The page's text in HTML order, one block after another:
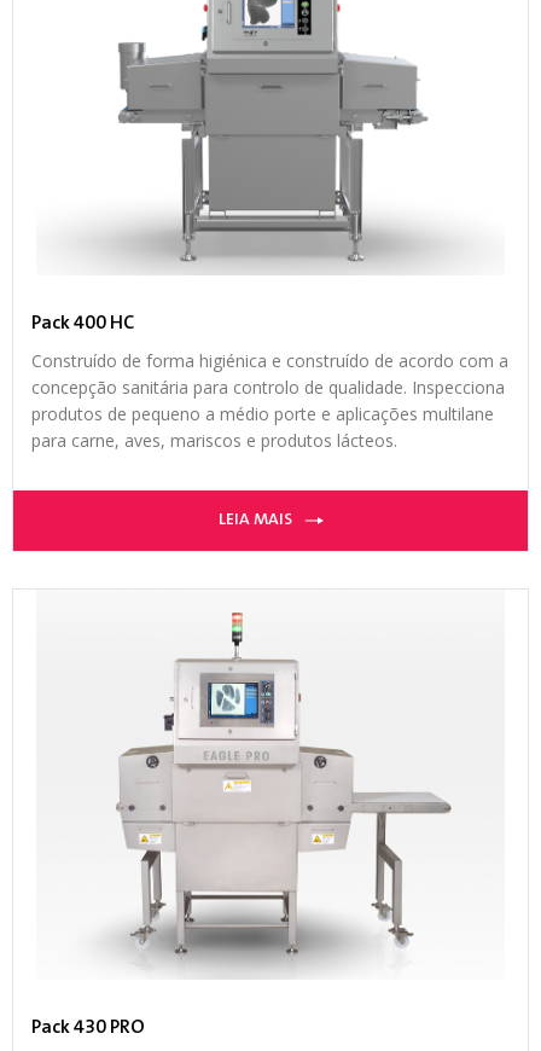
Pack 400 HC
Construído de forma higiénica e construído de acordo com a
concepção sanitária para controlo de qualidade. Inspecciona
produtos de pequeno a médio porte e aplicações multilane
para carne, aves, mariscos e produtos lácteos.
LEIA MAIS
Pack 430 PRO